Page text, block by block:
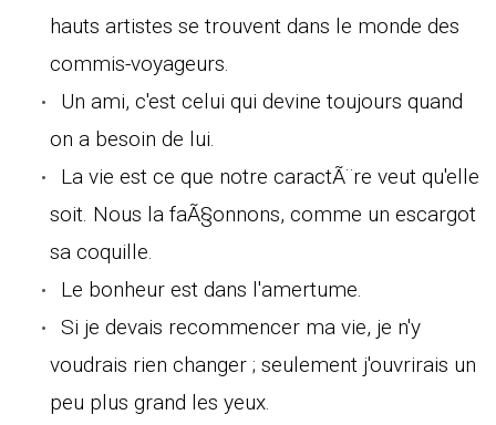
hauts artistes se trouvent dans le monde des
commis-voyageurs.
Un ami, c'est celui qui devine toujours quand
on a besoin de lui.
La vie est ce que notre caractÃ¨re veut qu'elle
soit. Nous la faÃ§onnons, comme un escargot
sa coquille.
Le bonheur est dans l'amertume.
Si je devais recommencer ma vie, je n'y
voudrais rien changer ; seulement j'ouvrirais un
peu plus grand les yeux.